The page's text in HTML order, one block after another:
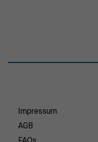
Impressum
AGB